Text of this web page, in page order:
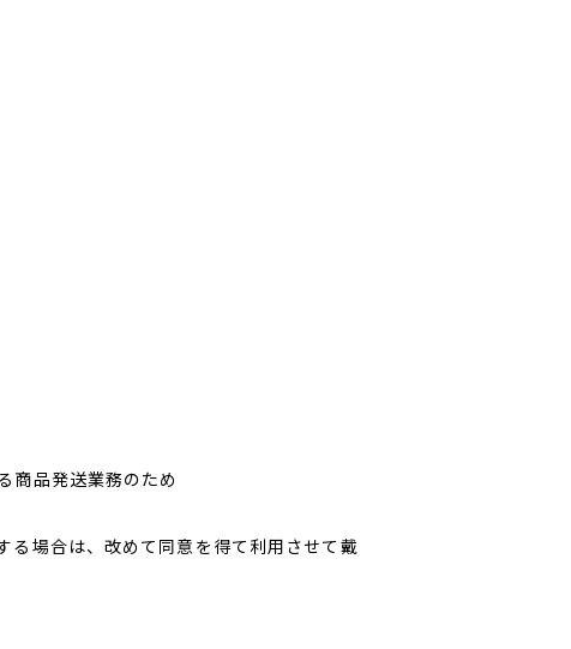
商品発送業務のため
る場合は、改めて同意を得て利用させて戴